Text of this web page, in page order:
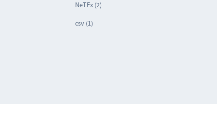
NeTEx (2)
csv (1)